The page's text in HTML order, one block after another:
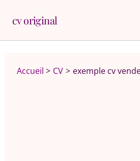
cv original
Accueil CV exemple cv